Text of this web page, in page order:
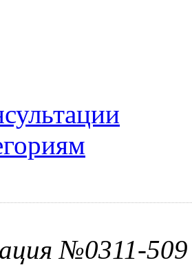
№0311-509